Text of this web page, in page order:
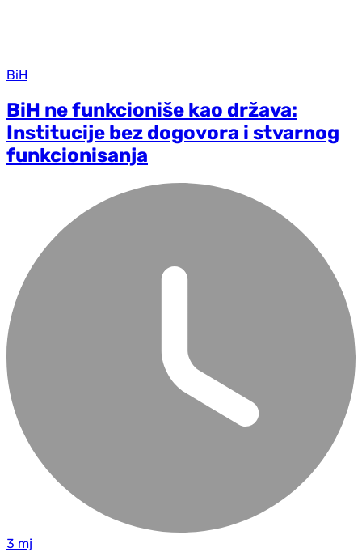
BiH
BiH ne funkcioniše kao država:
Institucije bez dogovora i stvarnog
funkcionisanja
3 mj